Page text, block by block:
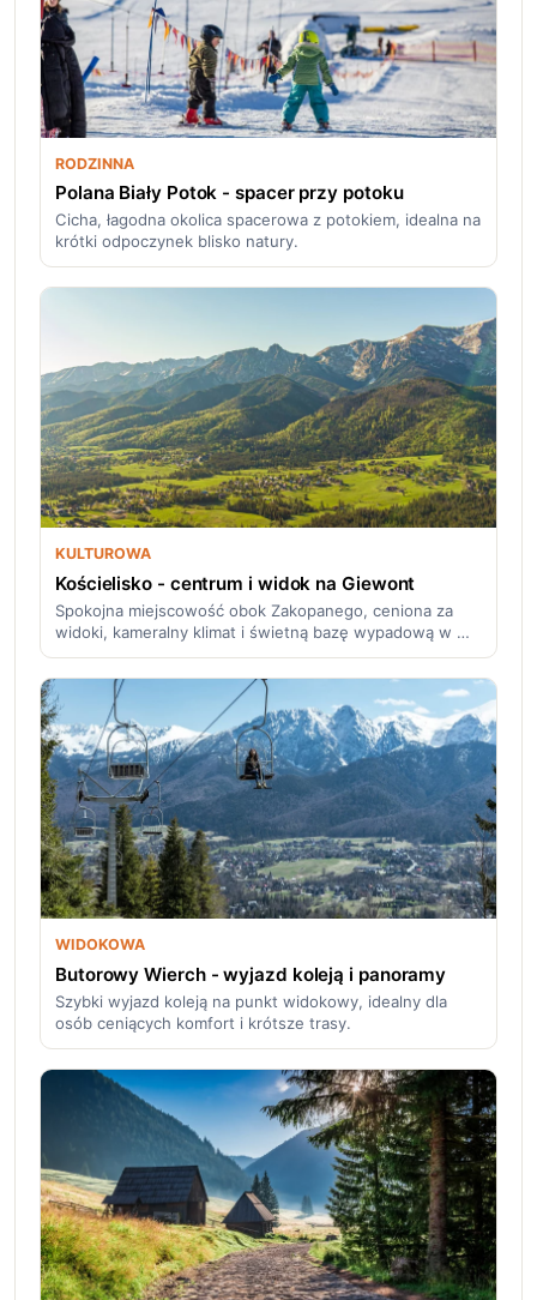
RODZINNA
Polana Biały Potok - spacer przy potoku
Cicha, łagodna okolica spacerowa z potokiem, idealna na
krótki odpoczynek blisko natury.
KULTUROWA
Kościelisko - centrum i widok na Giewont
Spokojna miejscowość obok Zakopanego, ceniona za
widoki, kameralny klimat i świetną bazę wypadową w …
WIDOKOWA
Butorowy Wierch - wyjazd koleją i panoramy
Szybki wyjazd koleją na punkt widokowy, idealny dla
osób ceniących komfort i krótsze trasy.